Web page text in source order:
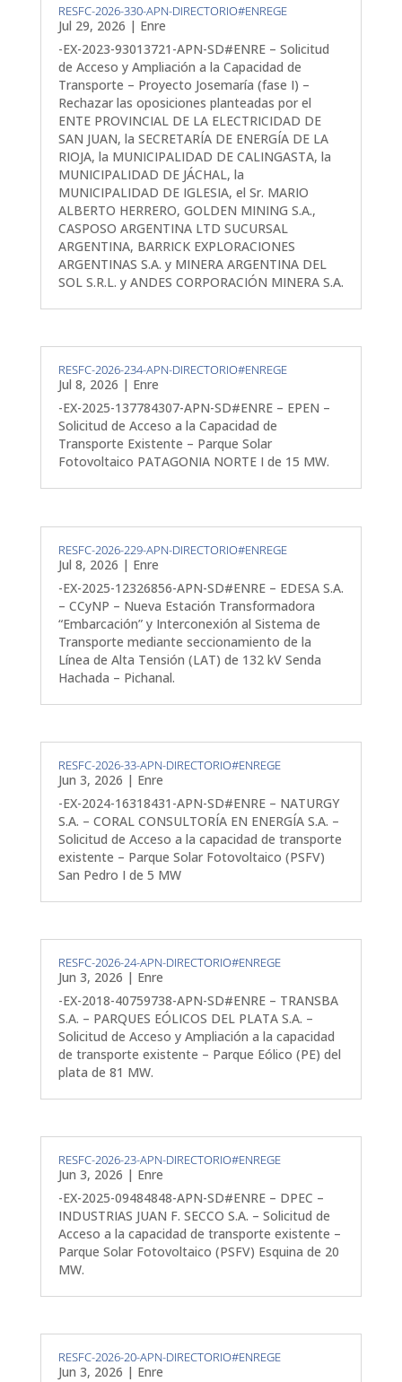
RESFC-2026-330-APN-DIRECTORIO#ENREGE
Jul 29, 2026 | Enre
-EX-2023-93013721-APN-SD#ENRE – Solicitud
de Acceso y Ampliación a la Capacidad de
Transporte – Proyecto Josemaría (fase I) –
Rechazar las oposiciones planteadas por el
ENTE PROVINCIAL DE LA ELECTRICIDAD DE
SAN JUAN, la SECRETARÍA DE ENERGÍA DE LA
RIOJA, la MUNICIPALIDAD DE CALINGASTA, la
MUNICIPALIDAD DE JÁCHAL, la
MUNICIPALIDAD DE IGLESIA, el Sr. MARIO
ALBERTO HERRERO, GOLDEN MINING S.A.,
CASPOSO ARGENTINA LTD SUCURSAL
ARGENTINA, BARRICK EXPLORACIONES
ARGENTINAS S.A. y MINERA ARGENTINA DEL
SOL S.R.L. y ANDES CORPORACIÓN MINERA S.A.
RESFC-2026-234-APN-DIRECTORIO#ENREGE
Jul 8, 2026 | Enre
-EX-2025-137784307-APN-SD#ENRE – EPEN –
Solicitud de Acceso a la Capacidad de
Transporte Existente – Parque Solar
Fotovoltaico PATAGONIA NORTE I de 15 MW.
RESFC-2026-229-APN-DIRECTORIO#ENREGE
Jul 8, 2026 | Enre
-EX-2025-12326856-APN-SD#ENRE – EDESA S.A.
– CCyNP – Nueva Estación Transformadora
“Embarcación” y Interconexión al Sistema de
Transporte mediante seccionamiento de la
Línea de Alta Tensión (LAT) de 132 kV Senda
Hachada – Pichanal.
RESFC-2026-33-APN-DIRECTORIO#ENREGE
Jun 3, 2026 | Enre
-EX-2024-16318431-APN-SD#ENRE – NATURGY
S.A. – CORAL CONSULTORÍA EN ENERGÍA S.A. –
Solicitud de Acceso a la capacidad de transporte
existente – Parque Solar Fotovoltaico (PSFV)
San Pedro I de 5 MW
RESFC-2026-24-APN-DIRECTORIO#ENREGE
Jun 3, 2026 | Enre
-EX-2018-40759738-APN-SD#ENRE – TRANSBA
S.A. – PARQUES EÓLICOS DEL PLATA S.A. –
Solicitud de Acceso y Ampliación a la capacidad
de transporte existente – Parque Eólico (PE) del
plata de 81 MW.
RESFC-2026-23-APN-DIRECTORIO#ENREGE
Jun 3, 2026 | Enre
-EX-2025-09484848-APN-SD#ENRE – DPEC –
INDUSTRIAS JUAN F. SECCO S.A. – Solicitud de
Acceso a la capacidad de transporte existente –
Parque Solar Fotovoltaico (PSFV) Esquina de 20
MW.
RESFC-2026-20-APN-DIRECTORIO#ENREGE
Jun 3, 2026 | Enre